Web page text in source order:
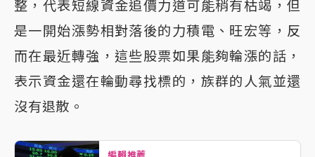
整，代表短線資金追價力道可能稍有枯竭，但
是一開始漲勢相對落後的力積電、旺宏等，反
而在最近轉強，這些股票如果能夠輪漲的話，
表示資金還在輪動尋找標的，族群的人氣並還
沒有退散。